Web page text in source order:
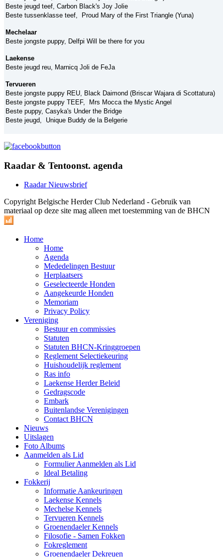
Beste jeugd teef, Carbon Black's Joy Jolie
Beste tussenklasse teef, Proud Mary of the First Triangle (Yuna)
Mechelaar
Beste jongste puppy, Delfpi Will be there for you
Laekense
Beste jeugd reu, Marnicq Joli de FeJa
Tervueren
Beste jongste puppy REU, Black Daimond (Briscar Wajara di Scottatura)
Beste jongste puppy TEEF, Mrs Mocca the Mystic Angel
Beste puppy, Casyka's Under the Bridge
Beste jeugd, Unique Buddy de la Belgerie
Raadar & Tentoonst. agenda
Raadar Nieuwsbrief
Copyright Belgische Herder Club Nederland - Gebruik van
materiaal op deze site mag alleen met toestemming van de BHCN
Home
Home
Agenda
Mededelingen Bestuur
Herplaatsers
Geselecteerde Honden
Aangekeurde Honden
Memoriam
Privacy Policy
Vereniging
Bestuur en commissies
Statuten
Statuten BHCN-Kringgroepen
Reglement Selectiekeuring
Huishoudelijk reglement
Ras info
Laekense Herder Beleid
Gedragscode
Embark
Buitenlandse Verenigingen
Contact BHCN
Nieuws
Uitslagen
Foto Albums
Aanmelden als Lid
Formulier Aanmelden als Lid
Ideal Betaling
Fokkerij
Informatie Aankeuringen
Laekense Kennels
Mechelse Kennels
Tervueren Kennels
Groenendaeler Kennels
Filosofie - Samen Fokken
Fokreglement
Groenendaeler Dekreuen